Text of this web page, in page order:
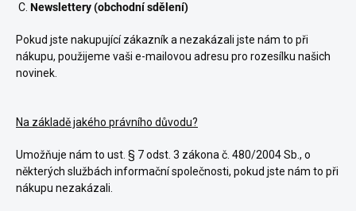
C. Newslettery (obchodní sdělení)
Pokud jste nakupující zákazník a nezakázali jste nám to při
nákupu, použijeme vaši e-mailovou adresu pro rozesílku našich
novinek.
Na základě jakého právního důvodu?
Umožňuje nám to ust. § 7 odst. 3 zákona č. 480/2004 Sb., o
některých službách informační společnosti, pokud jste nám to při
nákupu nezakázali.